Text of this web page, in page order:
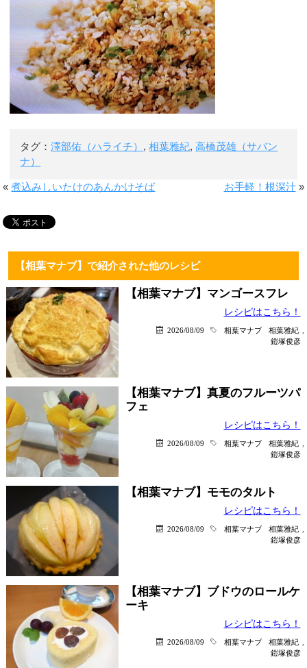
タグ：澤部佑（ハライチ） ,相葉雅紀,高橋茂雄（サバン
ナ）
«煮込みしいたけのあんかけそば お手軽！根深汁»
【相葉マナブ】で紹介された他のレシピ
【相葉マナブ】マンゴースフレ
レシピはこちら！
2026/08/09 相葉マナブ 相葉雅紀
鎧塚俊彦
【相葉マナブ】真夏のフルーツパ
フェ
レシピはこちら！
2026/08/09 相葉マナブ 相葉雅紀
鎧塚俊彦
【相葉マナブ】モモのタルト
レシピはこちら！
2026/08/09 相葉マナブ 相葉雅紀
鎧塚俊彦
【相葉マナブ】ブドウのロールケ
ーキ
レシピはこちら！
2026/08/09 相葉マナブ 相葉雅紀
鎧塚俊彦